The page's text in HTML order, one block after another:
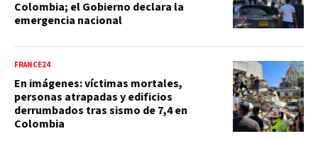
Colombia; el Gobierno declara la
emergencia nacional
FRANCE24
En imágenes: víctimas mortales,
personas atrapadas y edificios
derrumbados tras sismo de 7,4 en
Colombia